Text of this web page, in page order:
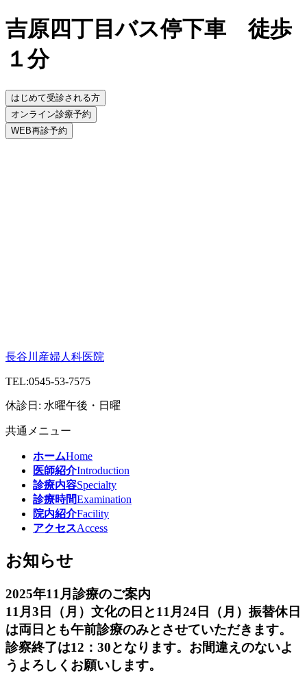
吉原四丁目バス停下車 徒歩
１分
長谷川産婦人科医院
TEL:0545-53-7575
休診日: 水曜午後・日曜
共通メニュー
ホームHome
医師紹介Introduction
診療内容Specialty
診療時間Examination
院内紹介Facility
アクセスAccess
お知らせ
2025年11月診療のご案内
11月3日（月）文化の日と11月24日（月）振替休日
は両日とも午前診療のみとさせていただきます。
診察終了は12：30となります。お間違えのないよ
うよろしくお願いします。